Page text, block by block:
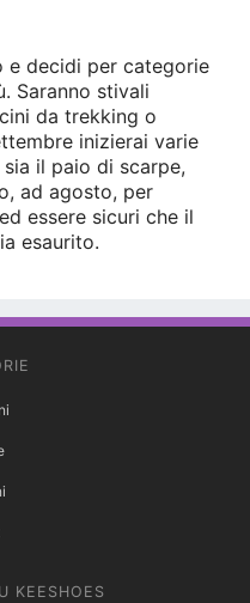
e decidi per categorie
Saranno stivali
da trekking o
inizierai varie
il paio di scarpe,
ad agosto, per
essere sicuri che il
esaurito.
KEESHOES